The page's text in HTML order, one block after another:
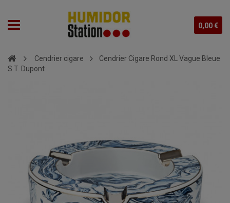
0,00 €
Cendrier cigare
Cendrier Cigare Rond XL Vague Bleue
S.T. Dupont